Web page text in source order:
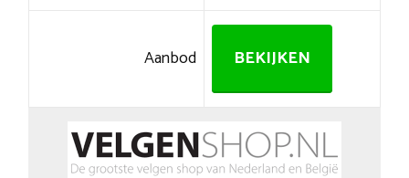
Aanbod BEKIJKEN